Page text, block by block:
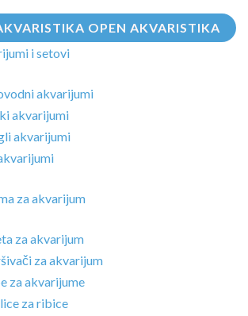
OPEN AKVARISTIKA
i setovi
akvarijumi
akvarijumi
akvarijumi
za akvarijum
za akvarijum
za akvarijum
za akvarijume
za ribice